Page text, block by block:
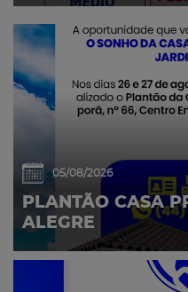
05/08/2026
PLANTÃO CASA
ALEGRE